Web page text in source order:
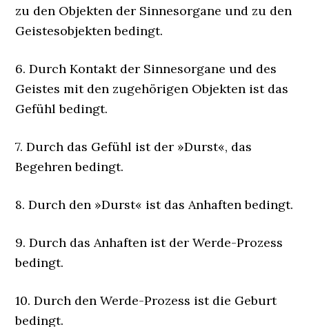
zu den Objekten der Sinnesorgane und zu den
Geistesobjekten bedingt.
6. Durch Kontakt der Sinnesorgane und des
Geistes mit den zugehörigen Objekten ist das
Gefühl bedingt.
7. Durch das Gefühl ist der »Durst«, das
Begehren bedingt.
8. Durch den »Durst« ist das Anhaften bedingt.
9. Durch das Anhaften ist der Werde-Prozess
bedingt.
10. Durch den Werde-Prozess ist die Geburt
bedingt.